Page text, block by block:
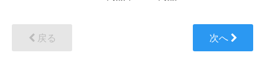
戻る 次へ